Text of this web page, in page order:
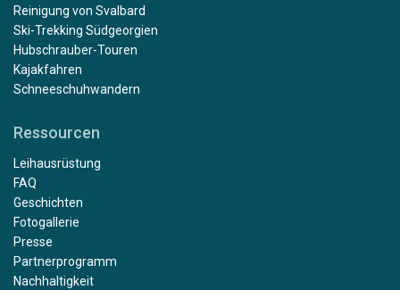
Reinigung von Svalbard
Ski-Trekking Südgeorgien
Hubschrauber-Touren
Kajakfahren
Schneeschuhwandern
Ressourcen
Leihausrüstung
FAQ
Geschichten
Fotogallerie
Presse
Partnerprogramm
Nachhaltigkeit